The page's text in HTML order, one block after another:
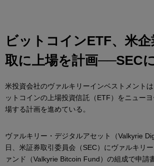
ビットコインETF、米
取に上場を計画──SEC
米投資会社のヴァルキリーインベストメント
ットコインの上場投資信託（ETF）をニュー
場する計画を進めている。
ヴァルキリー・デジタルアセット（Valkyrie
日、米証券取引委員会（SEC）にヴァルキリ
ァンド（Valkyrie Bitcoin Fund）の組成で申請